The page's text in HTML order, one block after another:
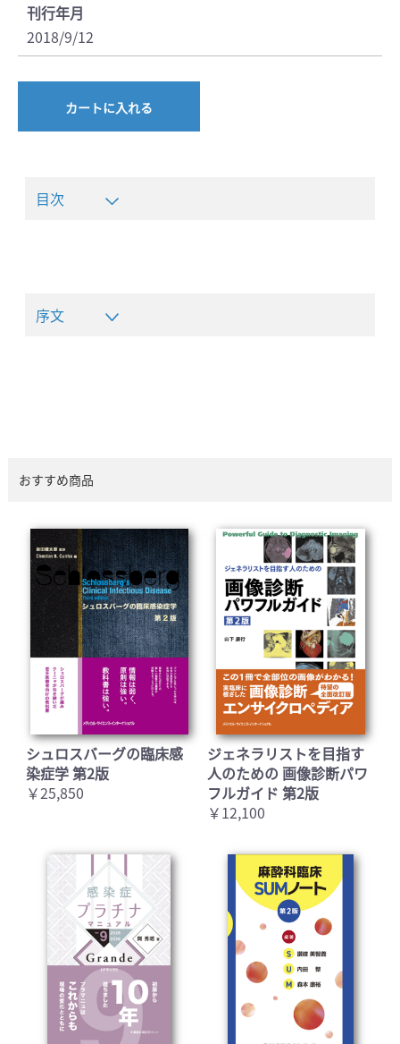
刊行年月
2018/9/12
カートに入れる
目次
序文
おすすめ商品
シュロスバーグの臨床感
染症学 第2版
￥25,850
ジェネラリストを目指す
人のための 画像診断パワ
フルガイド 第2版
￥12,100